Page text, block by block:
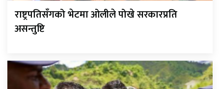
राष्ट्रपतिसँगको भेटमा ओलीले पोखे सरकारप्रति
असन्तुष्टि